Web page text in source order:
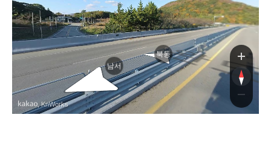
남서
북동
, KnWorks